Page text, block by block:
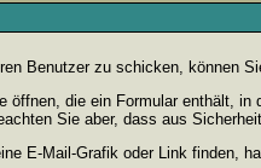
Benutzer zu schicken, können
öffnen, die ein Formular enthält,
Sie aber, dass aus
E-Mail-Grafik oder Link finden,